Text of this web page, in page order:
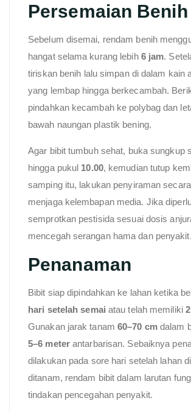
Persemaian Benih
Sebelum disemai, rendam benih
hangat selama kurang lebih 6 jam.
tiriskan benih lalu simpan di dalam kain
yang lembap hingga berkecambah.
pindahkan kecambah ke polybag dan
bawah naungan plastik bening.
Agar bibit tumbuh sehat, buka sungkup
hingga pukul 10.00, kemudian tutup
samping itu, lakukan penyiraman
menjaga kelembapan media. Jika
semprotkan pestisida sesuai dosis
mencegah serangan hama dan penyakit.
Penanaman
Bibit siap dipindahkan ke lahan ketika
hari setelah semai atau telah memiliki
Gunakan jarak tanam 60–70 cmdalam
5–6 meterantarbarisan. Sebaiknya
dilakukan pada sore hari setelah lahan
ditanam, rendam bibit dalam larutan
tindakan pencegahan penyakit.